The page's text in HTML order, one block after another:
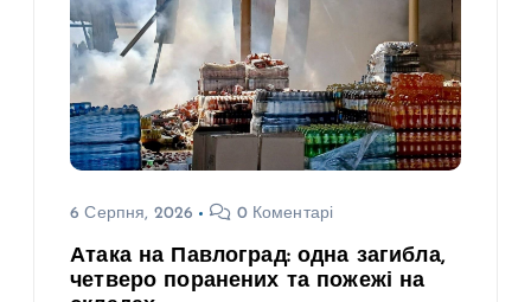
6 Серпня, 2026 0 Коментарі
Атака на Павлоград: одна загибла,
четверо поранених та пожежі на